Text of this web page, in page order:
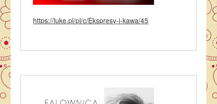
https://luke.pl/pl/c/Ekspresy-i-kawa/45